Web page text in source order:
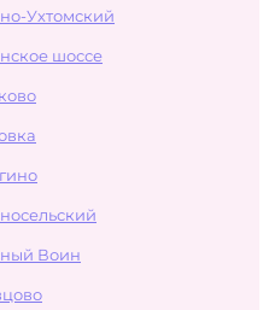
Ухтомский
шоссе
Воин